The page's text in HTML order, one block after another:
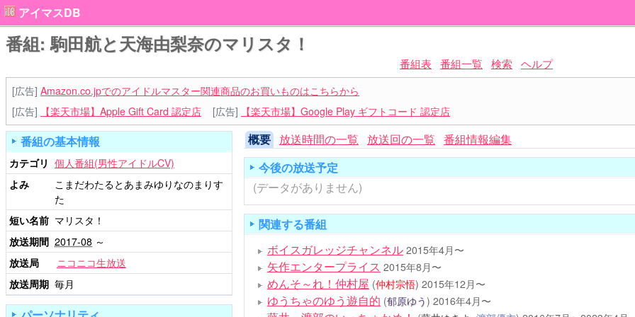
アイマスDB
番組: 駒田航と天海由梨奈のマリスタ！
番組表 番組一覧 検索 ヘルプ
[広告] Amazon.co.jpでのアイドルマスター関連商品のお買いものはこちらから
[広告]
【楽天市場】Apple Gift Card 認定店 [広告] 【楽天市場】Google Play ギフトコード 認定店
概要 放送時間の一覧 放送回の一覧 番組情報編集
今後の放送予定
(データがありません)
関連する番組
ボイスガレッジチャンネル 2015年4月〜
矢作エンタープライス 2015年8月〜
めんそ～れ！仲村屋 (仲村宗悟) 2015年12月〜
ゆうちゃのゆう遊自的 (郁原ゆう) 2016年4月〜
番組の基本情報
カテゴリ 個人番組(男性アイドルCV)
よみ
こまだわたるとあまみゆりなのまりす
た
短い名前 マリスタ！
放送期間 2017-08 ～
放送局
ニコニコ生放送
放送周期 毎月